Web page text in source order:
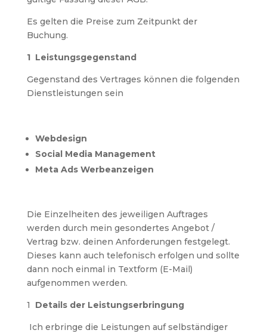
Es gelten die Preise zum Zeitpunkt der
Buchung.
1 Leistungsgegenstand
Gegenstand des Vertrages können die folgenden
Dienstleistungen sein
Webdesign
Social Media Management
Meta Ads Werbeanzeigen
Die Einzelheiten des jeweiligen Auftrages
werden durch mein gesondertes Angebot /
Vertrag bzw. deinen Anforderungen festgelegt.
Dieses kann auch telefonisch erfolgen und sollte
dann noch einmal in Textform (E-Mail)
aufgenommen werden.
1 Details der Leistungserbringung
Ich erbringe die Leistungen auf selbständiger